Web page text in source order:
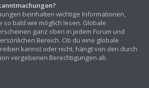
beinhalten wichtige Informationen,
so bald wie möglich lesen. Globale
ganz oben in jedem Forum und
Bereich. Ob du eine globale
kannst oder nicht, hängt von den durch
vergebenen Berechtigungen ab.